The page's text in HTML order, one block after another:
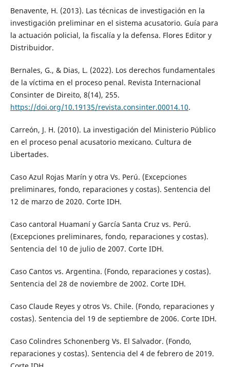
Benavente, H. (2013). Las técnicas de investigación en la
investigación preliminar en el sistema acusatorio. Guía para
la actuación policial, la fiscalía y la defensa. Flores Editor y
Distribuidor.
Bernales, G., & Dias, L. (2022). Los derechos fundamentales
de la víctima en el proceso penal. Revista Internacional
Consinter de Direito, 8(14), 255.
https://doi.org/10.19135/revista.consinter.00014.10.
Carreón, J. H. (2010). La investigación del Ministerio Público
en el proceso penal acusatorio mexicano. Cultura de
Libertades.
Caso Azul Rojas Marín y otra Vs. Perú. (Excepciones
preliminares, fondo, reparaciones y costas). Sentencia del
12 de marzo de 2020. Corte IDH.
Caso cantoral Huamaní y García Santa Cruz vs. Perú.
(Excepciones preliminares, fondo, reparaciones y costas).
Sentencia del 10 de julio de 2007. Corte IDH.
Caso Cantos vs. Argentina. (Fondo, reparaciones y costas).
Sentencia del 28 de noviembre de 2002. Corte IDH.
Caso Claude Reyes y otros Vs. Chile. (Fondo, reparaciones y
costas). Sentencia del 19 de septiembre de 2006. Corte IDH.
Caso Colindres Schonenberg Vs. El Salvador. (Fondo,
reparaciones y costas). Sentencia del 4 de febrero de 2019.